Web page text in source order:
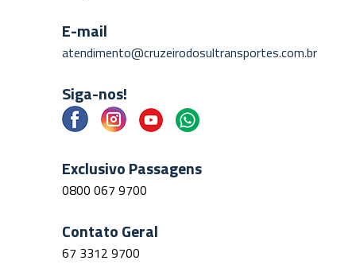
E-mail
atendimento@cruzeirodosultransportes.com.br
Siga-nos!
Exclusivo Passagens
0800 067 9700
Contato Geral
67 3312 9700